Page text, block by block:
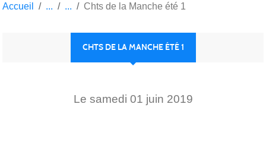
Accueil Chts de la Manche été 1
CHTS DE LA MANCHE ÉTÉ 1
Le samedi 01 juin 2019